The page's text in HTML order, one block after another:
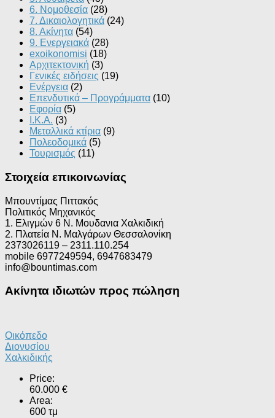
6. Νομοθεσία (28)
7. Δικαιολογητικά (24)
8. Ακίνητα (54)
9. Ενεργειακά (28)
exoikonomisi (18)
Αρχιτεκτονική (3)
Γενικές ειδήσεις (19)
Ενέργεια (2)
Επενδυτικά – Προγράμματα (10)
Εφορία (5)
Ι.Κ.Α. (3)
Μεταλλικά κτίρια (9)
Πολεοδομικά (5)
Τουρισμός (11)
Στοιχεία επικοινωνίας
Μπουντίμας Πιττακός
Πολιτικός Μηχανικός
1. Ελιγμών 6 Ν. Μουδανια Χαλκιδική
2. Πλατεία Ν. Μαλγάρων Θεσσαλονίκη
2373026119 – 2311.110.254
mobile 6977249594, 6947683479
info@bountimas.com
Ακίνητα ιδιωτών προς πώληση
Οικόπεδο
Διονυσίου
Χαλκιδικής
Price:
60.000 €
Area:
600 τμ